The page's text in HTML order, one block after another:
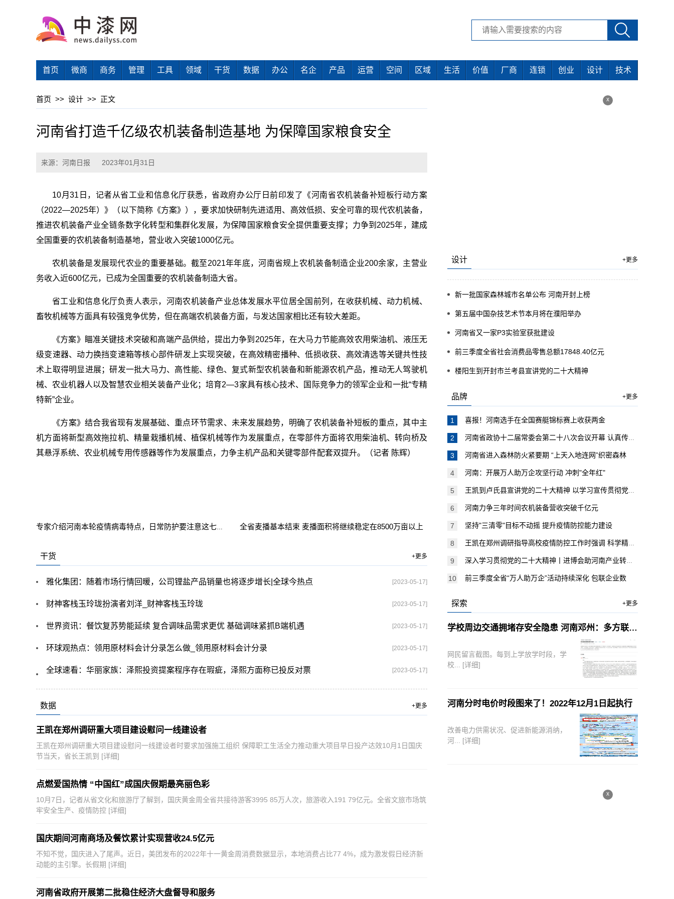
首页 微商 商务 管理 工具 领域 干货 数据 办公 名企 产品 运营 空间 区域 生活 价值 厂商 连锁 创业 设计 技术
首页 >> 设计 >> 正文
河南省打造千亿级农机装备制造基地 为保障国家粮食安全
来源：河南日报 2023年01月31日
10月31日，记者从省工业和信息化厅获悉，省政府办公厅日前印发了《河南省农机装备补短板行动方案
（2022—2025年）》（以下简称《方案》），要求加快研制先进适用、高效低损、安全可靠的现代农机装备，
推进农机装备产业全链条数字化转型和集群化发展，为保障国家粮食安全提供重要支撑；力争到2025年，建成
全国重要的农机装备制造基地，营业收入突破1000亿元。
农机装备是发展现代农业的重要基础。截至2021年年底，河南省规上农机装备制造企业200余家，主营业
务收入近600亿元，已成为全国重要的农机装备制造大省。
省工业和信息化厅负责人表示，河南农机装备产业总体发展水平位居全国前列，在收获机械、动力机械、
畜牧机械等方面具有较强竞争优势，但在高端农机装备方面，与发达国家相比还有较大差距。
《方案》瞄准关键技术突破和高端产品供给，提出力争到2025年，在大马力节能高效农用柴油机、液压无
级变速器、动力换挡变速箱等核心部件研发上实现突破，在高效精密播种、低损收获、高效清选等关键共性技
术上取得明显进展；研发一批大马力、高性能、绿色、复式新型农机装备和新能源农机产品，推动无人驾驶机
械、农业机器人以及智慧农业相关装备产业化；培育2—3家具有核心技术、国际竞争力的领军企业和一批“专精
特新”企业。
《方案》结合我省现有发展基础、重点环节需求、未来发展趋势，明确了农机装备补短板的重点，其中主
机方面将新型高效拖拉机、精量栽播机械、植保机械等作为发展重点，在零部件方面将农用柴油机、转向桥及
其悬浮系统、农业机械专用传感器等作为发展重点，力争主机产品和关键零部件配套双提升。（记者 陈辉）
专家介绍河南本轮疫情病毒特点，日常防护要注意这七个方 全省麦播基本结束 麦播面积将继续稳定在8500万亩以上
干货 +更多
雅化集团：随着市场行情回暖，公司锂盐产品销量也将逐步增长|全球今热点 [2023-05-17]
财神客栈玉玲珑扮演者刘洋_财神客栈玉玲珑 [2023-05-17]
世界资讯：餐饮复苏势能延续 复合调味品需求更优 基础调味紧抓B端机遇 [2023-05-17]
环球观热点：领用原材料会计分录怎么做_领用原材料会计分录 [2023-05-17]
全球速看：华丽家族：泽熙投资提案程序存在瑕疵，泽熙方面称已投反对票 [2023-05-17]
数据 +更多
王凯在郑州调研重大项目建设慰问一线建设者
王凯在郑州调研重大项目建设慰问一线建设者时要求加强施工组织 保障职工生活全力推动重大项目早日投产达效10月1日国庆
节当天，省长王凯到 [详细]
点燃爱国热情 “中国红”成国庆假期最亮丽色彩
10月7日，记者从省文化和旅游厅了解到，国庆黄金周全省共接待游客3995 85万人次，旅游收入191 79亿元。全省文旅市场筑
牢安全生产、疫情防控 [详细]
国庆期间河南商场及餐饮累计实现营收24.5亿元
不知不觉，国庆进入了尾声。近日，美团发布的2022年十一黄金周消费数据显示，本地消费占比77 4%，成为激发假日经济新
动能的主引擎。长假期 [详细]
河南省政府开展第二批稳住经济大盘督导和服务
x
设计 +更多
新一批国家森林城市名单公布 河南开封上榜
第五届中国杂技艺术节本月将在濮阳举办
河南省又一家P3实验室获批建设
前三季度全省社会消费品零售总额17848.40亿元
楼阳生到开封市兰考县宣讲党的二十大精神
品牌 +更多
喜报！河南选手在全国赛艇锦标赛上收获两金
河南省政协十二届常委会第二十八次会议开幕 认真传达学
河南省进入森林防火紧要期 “上天入地连网”织密森林
河南：开展万人助万企攻坚行动 冲刺"全年红"
王凯到卢氏县宣讲党的二十大精神 以学习宣传贯彻党的二
河南力争三年时间农机装备营收突破千亿元
坚持"三清零"目标不动摇 提升疫情防控能力建设
王凯在郑州调研指导高校疫情防控工作时强调 科学精准防
深入学习贯彻党的二十大精神丨进博会助河南产业转型消费
前三季度全省“万人助万企”活动持续深化 包联企业数
探索 +更多
学校周边交通拥堵存安全隐患 河南邓州：多方联动解民忧
网民留言截图。每到上学放学时段，学
校... [详细]
河南分时电价时段图来了！2022年12月1日起执行
改善电力供需状况、促进新能源消纳，
河... [详细]
x